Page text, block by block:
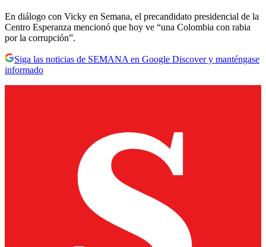
En diálogo con Vicky en Semana, el precandidato presidencial de la
Centro Esperanza mencionó que hoy ve “una Colombia con rabia
por la corrupción”.
Siga las noticias de SEMANA en Google Discover y manténgase
informado